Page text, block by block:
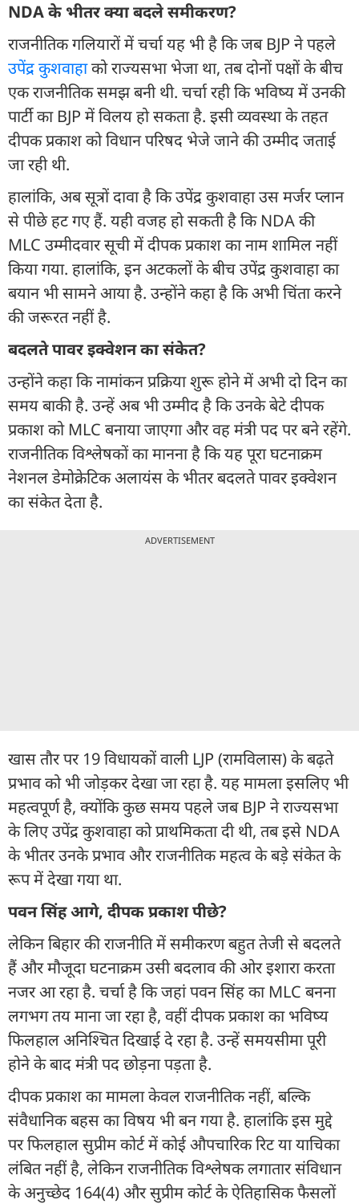
NDA के भीतर क्या बदले समीकरण?
राजनीतिक गलियारों में चर्चा यह भी है कि जब BJP ने पहले
उपेंद्र कुशवाहाको राज्यसभा भेजा था, तब दोनों पक्षों के बीच
एक राजनीतिक समझ बनी थी. चर्चा रही कि भविष्य में उनकी
पार्टी का BJP में विलय हो सकता है. इसी व्यवस्था के तहत
दीपक प्रकाश को विधान परिषद भेजे जाने की उम्मीद जताई
जा रही थी.
हालांकि, अब सूत्रों दावा है कि उपेंद्र कुशवाहा उस मर्जर प्लान
से पीछे हट गए हैं. यही वजह हो सकती है कि NDA की
MLC उम्मीदवार सूची में दीपक प्रकाश का नाम शामिल नहीं
किया गया. हालांकि, इन अटकलों के बीच उपेंद्र कुशवाहा का
बयान भी सामने आया है. उन्होंने कहा है कि अभी चिंता करने
की जरूरत नहीं है.
बदलते पावर इक्वेशन का संकेत?
उन्होंने कहा कि नामांकन प्रक्रिया शुरू होने में अभी दो दिन का
समय बाकी है. उन्हें अब भी उम्मीद है कि उनके बेटे दीपक
प्रकाश को MLC बनाया जाएगा और वह मंत्री पद पर बने रहेंगे.
राजनीतिक विश्लेषकों का मानना है कि यह पूरा घटनाक्रम
नेशनल डेमोक्रेटिक अलायंस के भीतर बदलते पावर इक्वेशन
का संकेत देता है.
ADVERTISEMENT
खास तौर पर 19 विधायकों वाली LJP (रामविलास) के बढ़ते
प्रभाव को भी जोड़कर देखा जा रहा है. यह मामला इसलिए भी
महत्वपूर्ण है, क्योंकि कुछ समय पहले जब BJP ने राज्यसभा
के लिए उपेंद्र कुशवाहा को प्राथमिकता दी थी, तब इसे NDA
के भीतर उनके प्रभाव और राजनीतिक महत्व के बड़े संकेत के
रूप में देखा गया था.
पवन सिंह आगे, दीपक प्रकाश पीछे?
लेकिन बिहार की राजनीति में समीकरण बहुत तेजी से बदलते
हैं और मौजूदा घटनाक्रम उसी बदलाव की ओर इशारा करता
नजर आ रहा है. चर्चा है कि जहां पवन सिंह का MLC बनना
लगभग तय माना जा रहा है, वहीं दीपक प्रकाश का भविष्य
फिलहाल अनिश्चित दिखाई दे रहा है. उन्हें समयसीमा पूरी
होने के बाद मंत्री पद छोड़ना पड़ता है.
दीपक प्रकाश का मामला केवल राजनीतिक नहीं, बल्कि
संवैधानिक बहस का विषय भी बन गया है. हालांकि इस मुद्दे
पर फिलहाल सुप्रीम कोर्ट में कोई औपचारिक रिट या याचिका
लंबित नहीं है, लेकिन राजनीतिक विश्लेषक लगातार संविधान
के अनुच्छेद 164(4) और सुप्रीम कोर्ट के ऐतिहासिक फैसलों